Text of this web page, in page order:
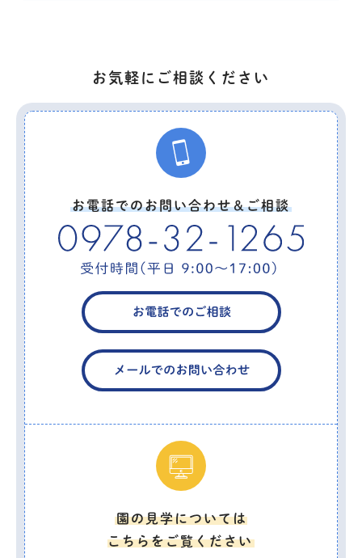
お気軽にご相談ください
お電話でのお問い合わせ＆ご相談
園の見学については
こちらをご覧ください